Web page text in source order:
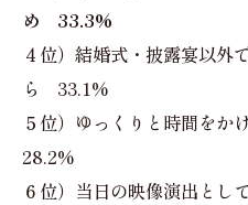
め 33.3%
４位）結婚式・披露宴以外
ら 33.1%
５位）ゆっくりと時間をか
28.2%
６位）当日の映像演出と